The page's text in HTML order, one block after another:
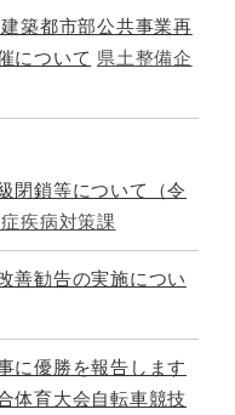
築都市部公共事業再
について 県土整備企
閉鎖等について（令
疾病対策課
善勧告の実施につい
に優勝を報告します
体育大会自転車競技